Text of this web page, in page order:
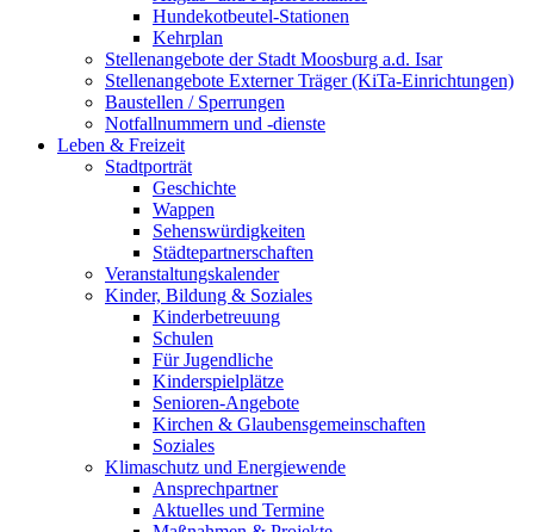
Hundekotbeutel-Stationen
Kehrplan
Stellenangebote der Stadt Moosburg a.d. Isar
Stellenangebote Externer Träger (KiTa-Einrichtungen)
Baustellen / Sperrungen
Notfallnummern und -dienste
Leben & Freizeit
Stadtporträt
Geschichte
Wappen
Sehenswürdigkeiten
Städtepartnerschaften
Veranstaltungskalender
Kinder, Bildung & Soziales
Kinderbetreuung
Schulen
Für Jugendliche
Kinderspielplätze
Senioren-Angebote
Kirchen & Glaubensgemeinschaften
Soziales
Klimaschutz und Energiewende
Ansprechpartner
Aktuelles und Termine